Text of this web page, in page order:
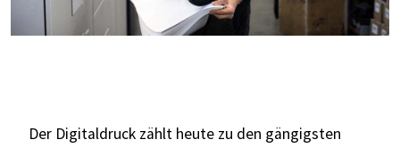
Der Digitaldruck zählt heute zu den gängigsten